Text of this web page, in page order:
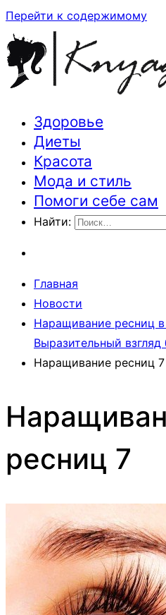
Перейти к содержимому
Траектория
Здоровье
Диеты
Красота
Мода и стиль
Помоги себе сам
Найти:
Главная
Новости
Наращивание ресниц
Выразительный взгляд
Наращивание ресниц 7
ресниц 7